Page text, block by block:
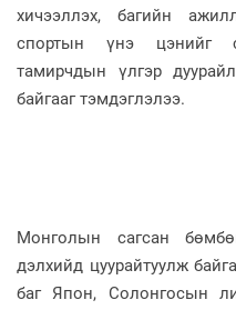
хичээллэх, багийн
спортын үнэ цэнийг
тамирчдын үлгэр
байгааг тэмдэглэлээ.
Монголын сагсан
дэлхийд цуурайтуулж
баг Япон, Солонгосын